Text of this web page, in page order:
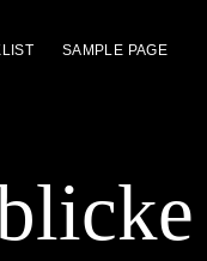
SAMPLE PAGE